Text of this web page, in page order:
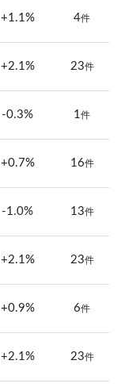
+1.1% 4件
+2.1% 23件
-0.3% 1件
+0.7% 16件
-1.0% 13件
+2.1% 23件
+0.9% 6件
+2.1% 23件